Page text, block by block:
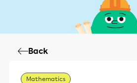
Back
Mathematics